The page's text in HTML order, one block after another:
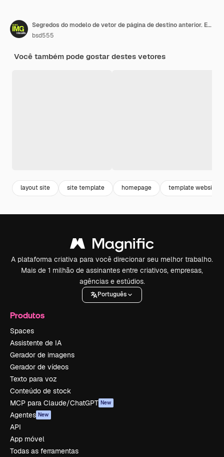
Segredos do modelo de vetor de página de destino anterior. Estudo da tumba da ideia de interface de site do faraó com ilustrações planas. Layout da página inicial da Expedição ao Egito. Banner da web, conceito de desenho de página da web
bsd555
Você também pode gostar destes vetores
layout site site template homepage template website
A plataforma criativa para você direcionar seu melhor trabalho.
Mais de 1 milhão de assinantes entre criativos, empresas,
agências e estúdios.
Português
Produtos
Spaces
Assistente de IA
Gerador de imagens
Gerador de vídeos
Texto para voz
Conteúdo de stock
MCP para Claude/ChatGPT New
Agentes New
API
App móvel
Todas as ferramentas